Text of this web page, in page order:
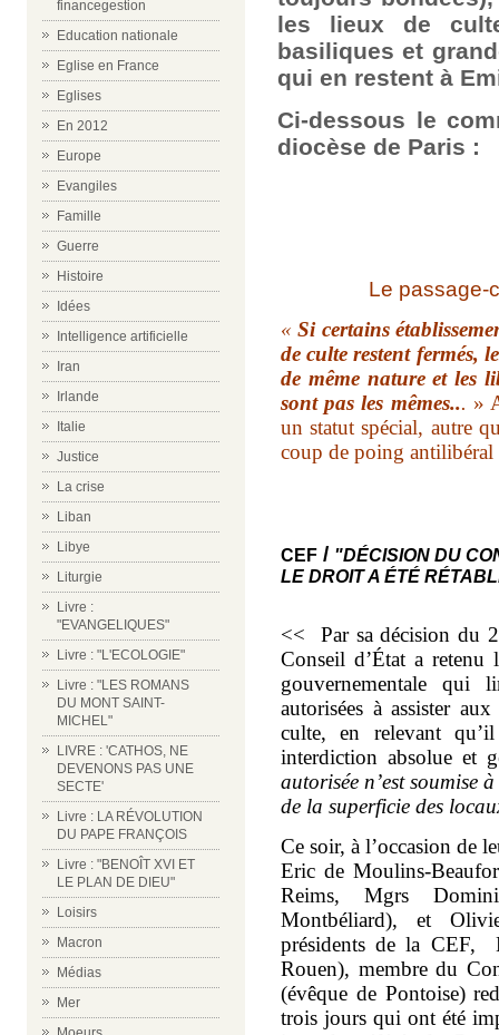
financegestion
Education nationale
Eglise en France
Eglises
En 2012
Europe
Evangiles
Famille
Guerre
Histoire
Idées
Intelligence artificielle
Iran
Irlande
Italie
Justice
La crise
Liban
Libye
Liturgie
Livre :
"EVANGELIQUES"
Livre : "L'ECOLOGIE"
Livre : "LES ROMANS
DU MONT SAINT-
MICHEL"
LIVRE : 'CATHOS, NE
DEVENONS PAS UNE
SECTE'
Livre : LA RÉVOLUTION
DU PAPE FRANÇOIS
Livre : "BENOÎT XVI ET
LE PLAN DE DIEU"
Loisirs
Macron
Médias
Mer
les lieux de
basiliques et
qui en restent à
Ci-dessous le
diocèse de Paris :
Le passage-
« Si certains
de culte restent fermés,
de même nature et les
sont pas les mêmes... »
un statut spécial, autre
coup de poing antilibéral
CEF / "DÉCISION DU
LE DROIT A ÉTÉ
<< Par sa décision du
Conseil d’État a retenu
gouvernementale qui
autorisées à assister
culte, en relevant
interdiction absolue et
autorisée n’est soumise
de la superficie des
Ce soir, à l’occasion de
Eric de Moulins-
Reims, Mgrs
Montbéliard), et
présidents de la CEF,
Rouen), membre du
(évêque de Pontoise)
trois jours qui ont été